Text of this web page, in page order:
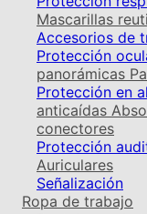
Mascarillas
Accesorios de
Protección
panorámicas
Protección en
anticaídas
conectores
Protección
Auriculares
Señalización
Ropa de trabajo